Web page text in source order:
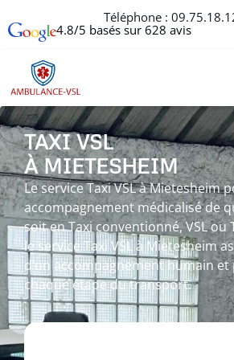
Téléphone :
4.8/5 basés sur 628 avis
TAXI VSL
À MIETESHEIM
Le service Taxi VSL à Mietesheim
accompagnement médicalisé de
soit en Taxi conventionné, VSL ou
le service Taxi VSL à Mietesheim
d’un accompagnement humain
chaque étape du transport.